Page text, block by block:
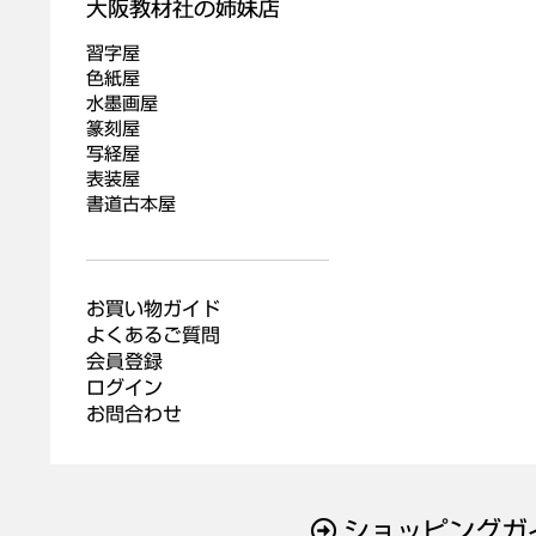
習字屋
色紙屋
水墨画屋
篆刻屋
写経屋
表装屋
書道古本屋
お買い物ガイド
よくあるご質問
会員登録
ログイン
お問合わせ